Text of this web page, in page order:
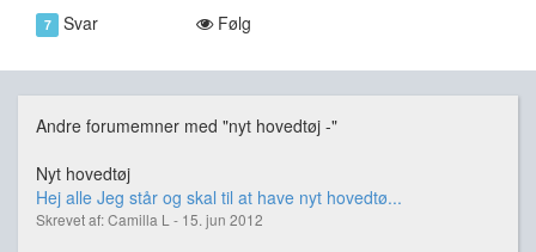
7 Svar Følg
Andre forumemner med "nyt hovedtøj -"
Nyt hovedtøj
Hej alle Jeg står og skal til at have nyt hovedtø...
Skrevet af: Camilla L - 15. jun 2012